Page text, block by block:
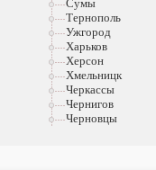
Сумы
Тернополь
Ужгород
Харьков
Херсон
Хмельницк
Черкассы
Чернигов
Черновцы